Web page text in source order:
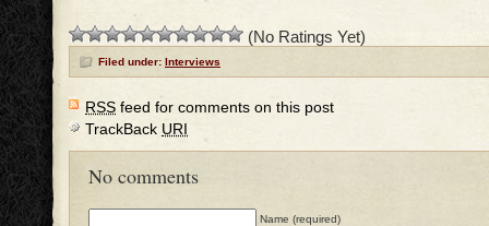
(No Ratings Yet)
Filed under: Interviews
RSS feed for comments on this post
TrackBack URI
No comments
Name (required)